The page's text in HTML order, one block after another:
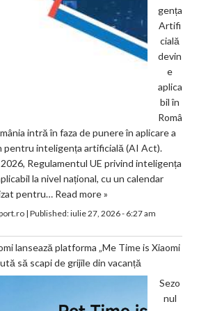
gența
Artifi
cială
devin
e
aplica
bil în
Româ
intră în faza de punere în aplicare a
pentru inteligența artificială (AI Act).
Regulamentul UE privind inteligența
la nivel național, cu un calendar
pentru… Read more »
| Published:iulie 27, 2026 - 6:27 am
lansează platforma „Me Time is Xiaomi
să scapi de grijile din vacanță
Sezo
nul